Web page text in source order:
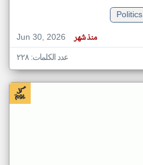
Politics
Jun 30, 2026
منذ شهر
عدد الكلمات: ٢٢٨